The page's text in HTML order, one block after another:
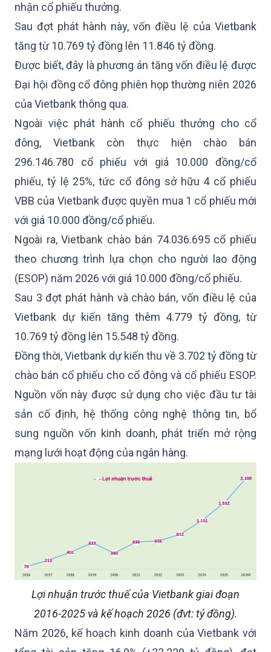
nhận cổ phiếu thưởng.
Sau đợt phát hành này, vốn điều lệ của Vietbank
tăng từ 10.769 tỷ đồng lên 11.846 tỷ đồng.
Được biết, đây là phương án tăng vốn điều lệ được
Đại hội đồng cổ đông phiên họp thường niên 2026
của Vietbank thông qua.
Ngoài việc phát hành cổ phiếu thưởng cho cổ
đông, Vietbank còn thực hiện chào bán
296.146.780 cổ phiếu với giá 10.000 đồng/cổ
phiếu, tỷ lệ 25%, tức cổ đông sở hữu 4 cổ phiếu
VBB của Vietbank được quyền mua 1 cổ phiếu mới
với giá 10.000 đồng/cổ phiếu.
Ngoài ra, Vietbank chào bán 74.036.695 cổ phiếu
theo chương trình lựa chọn cho người lao động
(ESOP) năm 2026 với giá 10.000 đồng/cổ phiếu.
Sau 3 đợt phát hành và chào bán, vốn điều lệ của
Vietbank dự kiến tăng thêm 4.779 tỷ đồng, từ
10.769 tỷ đồng lên 15.548 tỷ đồng.
Đồng thời, Vietbank dự kiến thu về 3.702 tỷ đồng từ
chào bán cổ phiếu cho cổ đông và cổ phiếu ESOP.
Nguồn vốn này được sử dụng cho việc đầu tư tài
sản cố định, hệ thống công nghệ thông tin, bổ
sung nguồn vốn kinh doanh, phát triển mở rộng
mạng lưới hoạt động của ngân hàng.
Lợi nhuận trước thuế của Vietbank giai đoạn
2016-2025 và kế hoạch 2026 (đvt: tỷ đồng).
Năm 2026, kế hoạch kinh doanh của Vietbank với